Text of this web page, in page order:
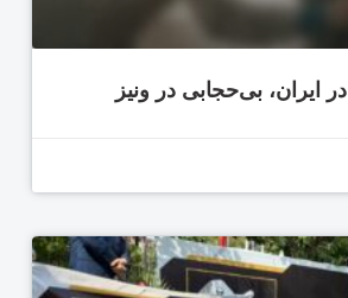
ایران، بی‌حجابی در ونیز